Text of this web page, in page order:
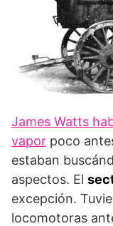
James Watts
vapor poco
estaban
aspectos. El
excepción.
locomotoras